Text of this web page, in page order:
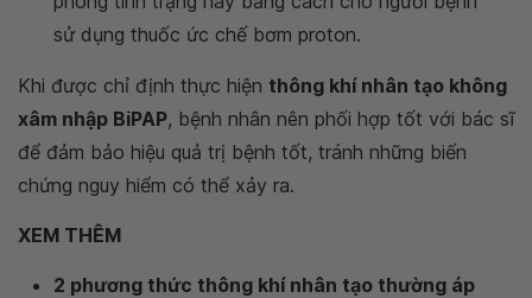
sử dụng thuốc ức chế bơm proton.
Khi được chỉ định thực hiện thông khí nhân tạo không
xâm nhập BiPAP, bệnh nhân nên phối hợp tốt với bác sĩ
để đảm bảo hiệu quả trị bệnh tốt, tránh những biến
chứng nguy hiểm có thể xảy ra.
XEM THÊM
2 phương thức thông khí nhân tạo thường áp